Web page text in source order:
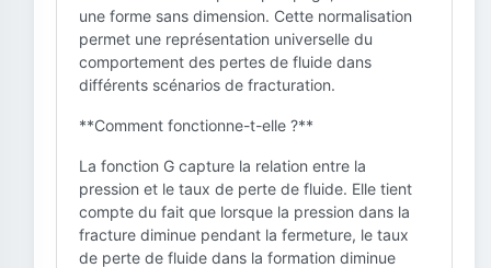
une forme sans dimension. Cette normalisation
permet une représentation universelle du
comportement des pertes de fluide dans
différents scénarios de fracturation.
**Comment fonctionne-t-elle ?**
La fonction G capture la relation entre la
pression et le taux de perte de fluide. Elle tient
compte du fait que lorsque la pression dans la
fracture diminue pendant la fermeture, le taux
de perte de fluide dans la formation diminue